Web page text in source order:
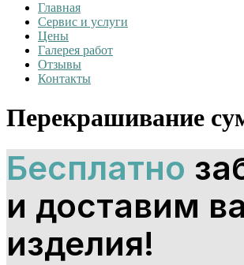
Главная
Сервис и услуги
Цены
Галерея работ
Отзывы
Контакты
Перекрашивание
Бесплатно
и доставим
изделия!